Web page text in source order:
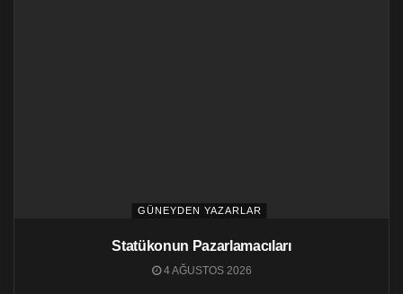
GÜNEYDEN YAZARLAR
Statükonun Pazarlamacıları
4 AĞUSTOS 2026